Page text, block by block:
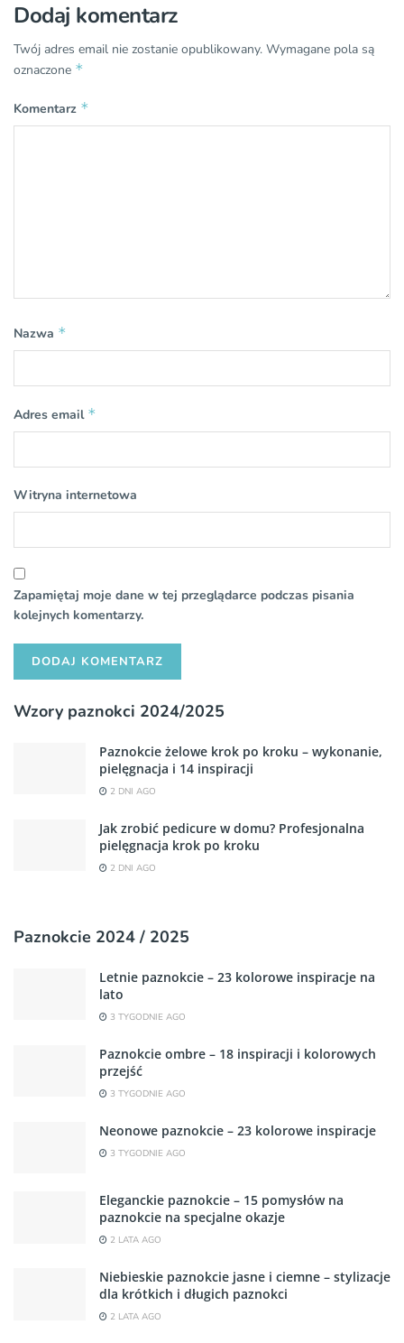
Dodaj komentarz
Twój adres email nie zostanie opublikowany. Wymagane pola są
oznaczone *
Komentarz *
Nazwa *
Adres email *
Witryna internetowa
Zapamiętaj moje dane w tej przeglądarce podczas pisania
kolejnych komentarzy.
Wzory paznokci 2024/2025
Paznokcie żelowe krok po kroku – wykonanie,
pielęgnacja i 14 inspiracji
2 DNI AGO
Jak zrobić pedicure w domu? Profesjonalna
pielęgnacja krok po kroku
2 DNI AGO
Paznokcie 2024 / 2025
Letnie paznokcie – 23 kolorowe inspiracje na
lato
3 TYGODNIE AGO
Paznokcie ombre – 18 inspiracji i kolorowych
przejść
3 TYGODNIE AGO
Neonowe paznokcie – 23 kolorowe inspiracje
3 TYGODNIE AGO
Eleganckie paznokcie – 15 pomysłów na
paznokcie na specjalne okazje
2 LATA AGO
Niebieskie paznokcie jasne i ciemne – stylizacje
dla krótkich i długich paznokci
2 LATA AGO